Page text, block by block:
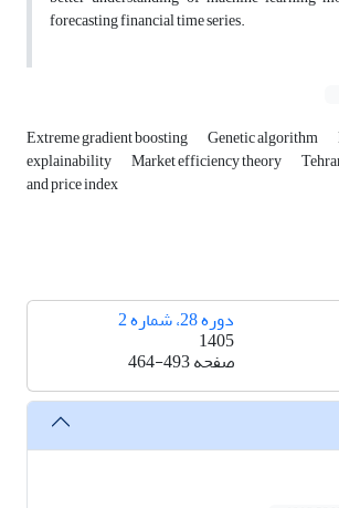
forecasting financial time series.
Extreme gradient boosting Genetic algorithm
explainability Market efficiency theory
and price index
دوره 28، شماره 2
1405
صفحه464-493